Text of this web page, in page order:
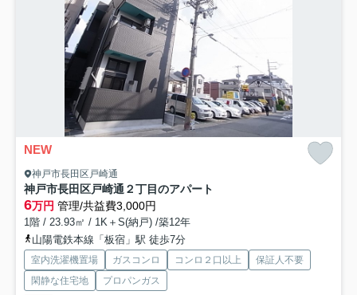
NEW
神戸市長田区戸崎通
神戸市長田区戸崎通２丁目のアパート
6万円 管理/共益費3,000円
1階 / 23.93㎡ / 1K＋S(納戸) /築12年
山陽電鉄本線「板宿」駅 徒歩7分
室内洗濯機置場 ガスコンロ コンロ２口以上
保証人不要
閑静な住宅地
プロパンガス